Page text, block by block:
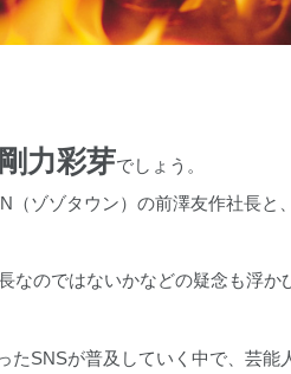
剛力彩芽でしょう。
（ゾゾタウン）の前澤友作社長と
なのではないかなどの疑念も浮
たSNSが普及していく中で、芸能